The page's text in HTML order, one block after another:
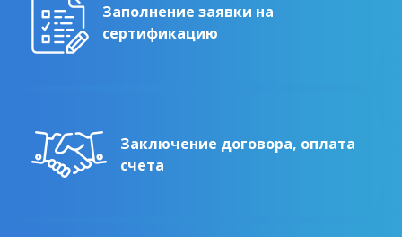
Заполнение заявки на
сертификацию
Заключение договора, оплата
счета